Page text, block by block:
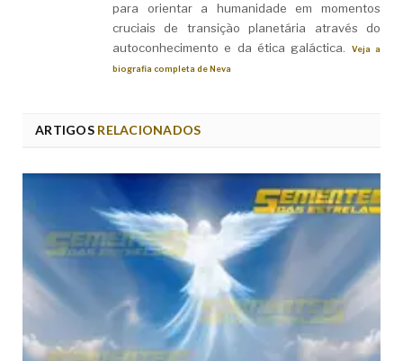
para orientar a humanidade em momentos
cruciais de transição planetária através do
autoconhecimento e da ética galáctica.
Veja a
biografia completa de Neva
ARTIGOSRELACIONADOS